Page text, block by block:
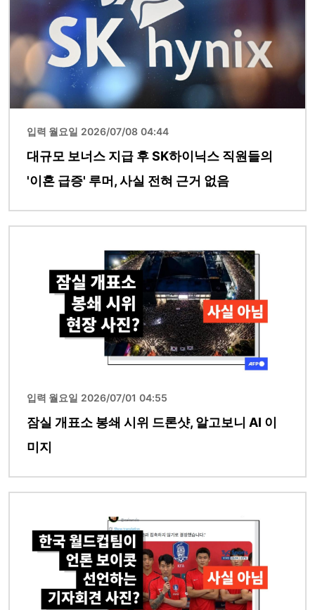
입력 월요일 2026/07/08 04:44
대규모 보너스 지급 후 SK하이닉스 직원들의
'이혼 급증' 루머, 사실 전혀 근거 없음
입력 월요일 2026/07/01 04:55
잠실 개표소 봉쇄 시위 드론샷, 알고보니 AI 이
미지